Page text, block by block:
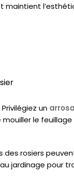
maintient
un
le
des rosiers
jardinage pour